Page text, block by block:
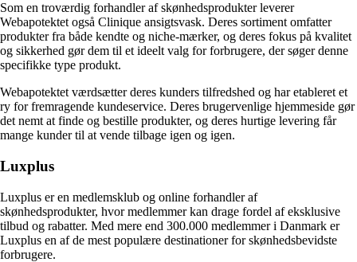
Som en troværdig forhandler af skønhedsprodukter leverer
Webapotektet også Clinique ansigtsvask. Deres sortiment omfatter
produkter fra både kendte og niche-mærker, og deres fokus på kvalitet
og sikkerhed gør dem til et ideelt valg for forbrugere, der søger denne
specifikke type produkt.
Webapotektet værdsætter deres kunders tilfredshed og har etableret et
ry for fremragende kundeservice. Deres brugervenlige hjemmeside gør
det nemt at finde og bestille produkter, og deres hurtige levering får
mange kunder til at vende tilbage igen og igen.
Luxplus
Luxplus er en medlemsklub og online forhandler af
skønhedsprodukter, hvor medlemmer kan drage fordel af eksklusive
tilbud og rabatter. Med mere end 300.000 medlemmer i Danmark er
Luxplus en af de mest populære destinationer for skønhedsbevidste
forbrugere.